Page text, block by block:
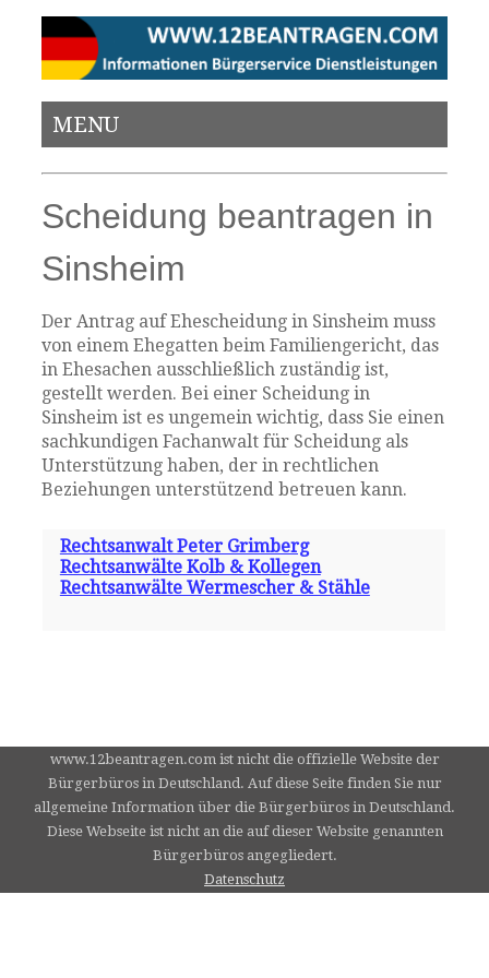
MENU
Scheidung beantragen in
Sinsheim
Der Antrag auf Ehescheidung in Sinsheim muss
von einem Ehegatten beim Familiengericht, das
in Ehesachen ausschließlich zuständig ist,
gestellt werden. Bei einer Scheidung in
Sinsheim ist es ungemein wichtig, dass Sie einen
sachkundigen Fachanwalt für Scheidung als
Unterstützung haben, der in rechtlichen
Beziehungen unterstützend betreuen kann.
Rechtsanwalt Peter Grimberg
Rechtsanwälte Kolb & Kollegen
Rechtsanwälte Wermescher & Stähle
www.12beantragen.com ist nicht die offizielle Website der
Bürgerbüros in Deutschland. Auf diese Seite finden Sie nur
allgemeine Information über die Bürgerbüros in Deutschland.
Diese Webseite ist nicht an die auf dieser Website genannten
Bürgerbüros angegliedert.
Datenschutz